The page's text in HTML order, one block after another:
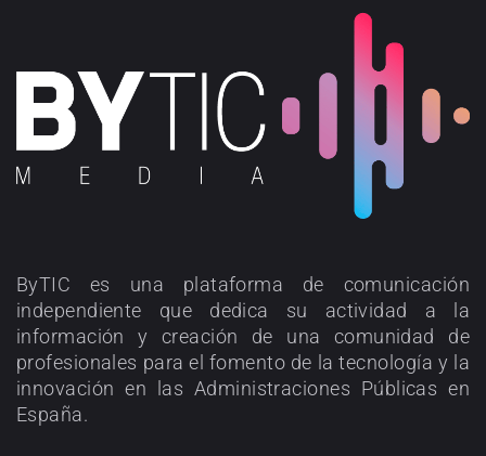
ByTIC es una plataforma de comunicación
independiente que dedica su actividad a la
información y creación de una comunidad de
profesionales para el fomento de la tecnología y la
innovación en las Administraciones Públicas en
España.